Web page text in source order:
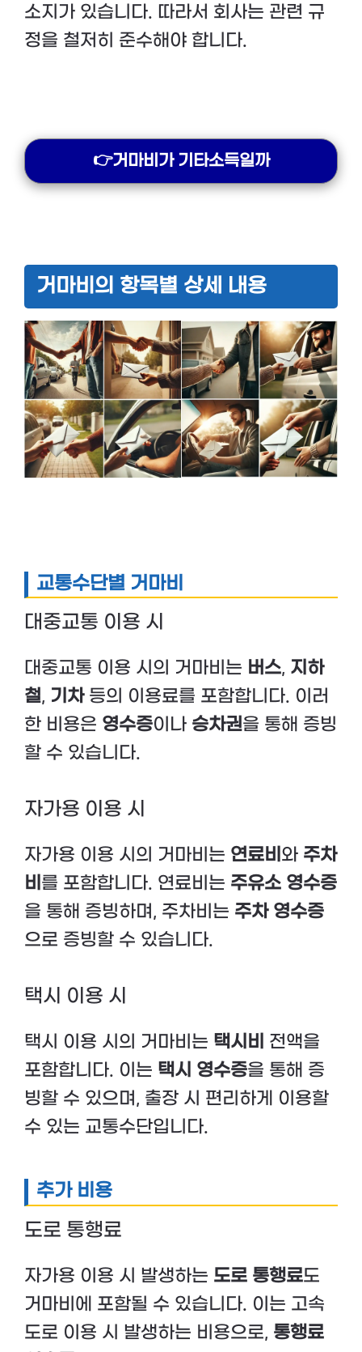
소지가 있습니다. 따라서 회사는 관련 규
정을 철저히 준수해야 합니다.
👉거마비가 기타소득일까
거마비의 항목별 상세 내용
교통수단별 거마비
대중교통 이용 시
대중교통 이용 시의 거마비는 버스, 지하
철, 기차등의 이용료를 포함합니다. 이러
한 비용은 영수증이나 승차권을 통해 증빙
할 수 있습니다.
자가용 이용 시
자가용 이용 시의 거마비는 연료비 와 주차
비 를 포함합니다. 연료비는 주유소 영수증
을 통해 증빙하며, 주차비는 주차 영수증
으로 증빙할 수 있습니다.
택시 이용 시
택시 이용 시의 거마비는 택시비 전액을
포함합니다. 이는 택시 영수증을 통해 증
빙할 수 있으며, 출장 시 편리하게 이용할
수 있는 교통수단입니다.
추가 비용
도로 통행료
자가용 이용 시 발생하는 도로 통행료도
거마비에 포함될 수 있습니다. 이는 고속
도로 이용 시 발생하는 비용으로, 통행료